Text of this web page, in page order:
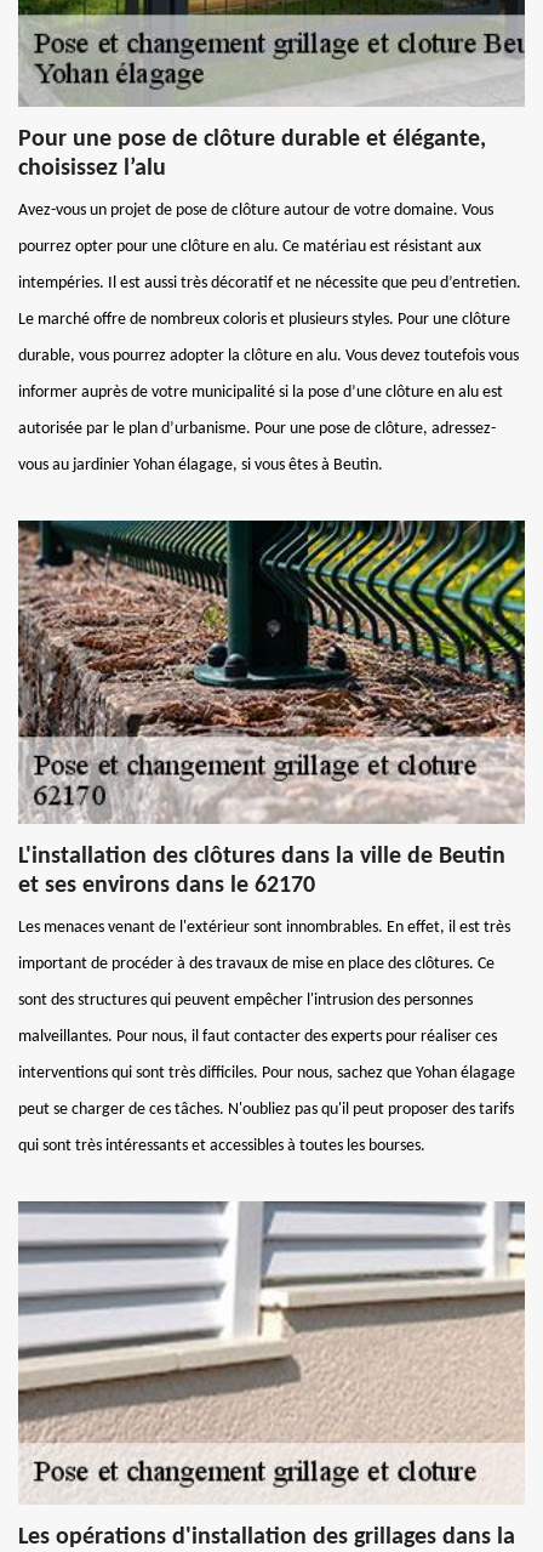
Pour une pose de clôture durable et élégante,
choisissez l’alu
Avez-vous un projet de pose de clôture autour de votre domaine. Vous
pourrez opter pour une clôture en alu. Ce matériau est résistant aux
intempéries. Il est aussi très décoratif et ne nécessite que peu d’entretien.
Le marché offre de nombreux coloris et plusieurs styles. Pour une clôture
durable, vous pourrez adopter la clôture en alu. Vous devez toutefois vous
informer auprès de votre municipalité si la pose d’une clôture en alu est
autorisée par le plan d’urbanisme. Pour une pose de clôture, adressez-
vous au jardinier Yohan élagage, si vous êtes à Beutin.
L'installation des clôtures dans la ville de Beutin
et ses environs dans le 62170
Les menaces venant de l'extérieur sont innombrables. En effet, il est très
important de procéder à des travaux de mise en place des clôtures. Ce
sont des structures qui peuvent empêcher l'intrusion des personnes
malveillantes. Pour nous, il faut contacter des experts pour réaliser ces
interventions qui sont très difficiles. Pour nous, sachez que Yohan élagage
peut se charger de ces tâches. N'oubliez pas qu'il peut proposer des tarifs
qui sont très intéressants et accessibles à toutes les bourses.
Les opérations d'installation des grillages dans la